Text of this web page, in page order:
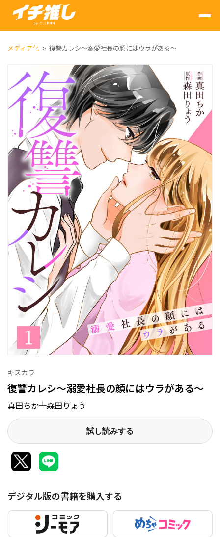
メディア化 復讐カレシ～溺愛社長の顔にはウラがある～
キスカラ
復讐カレシ～溺愛社長の顔にはウラがある～
真田ちか┴森田りょう
試し読みする
デジタル版の書籍を購入する